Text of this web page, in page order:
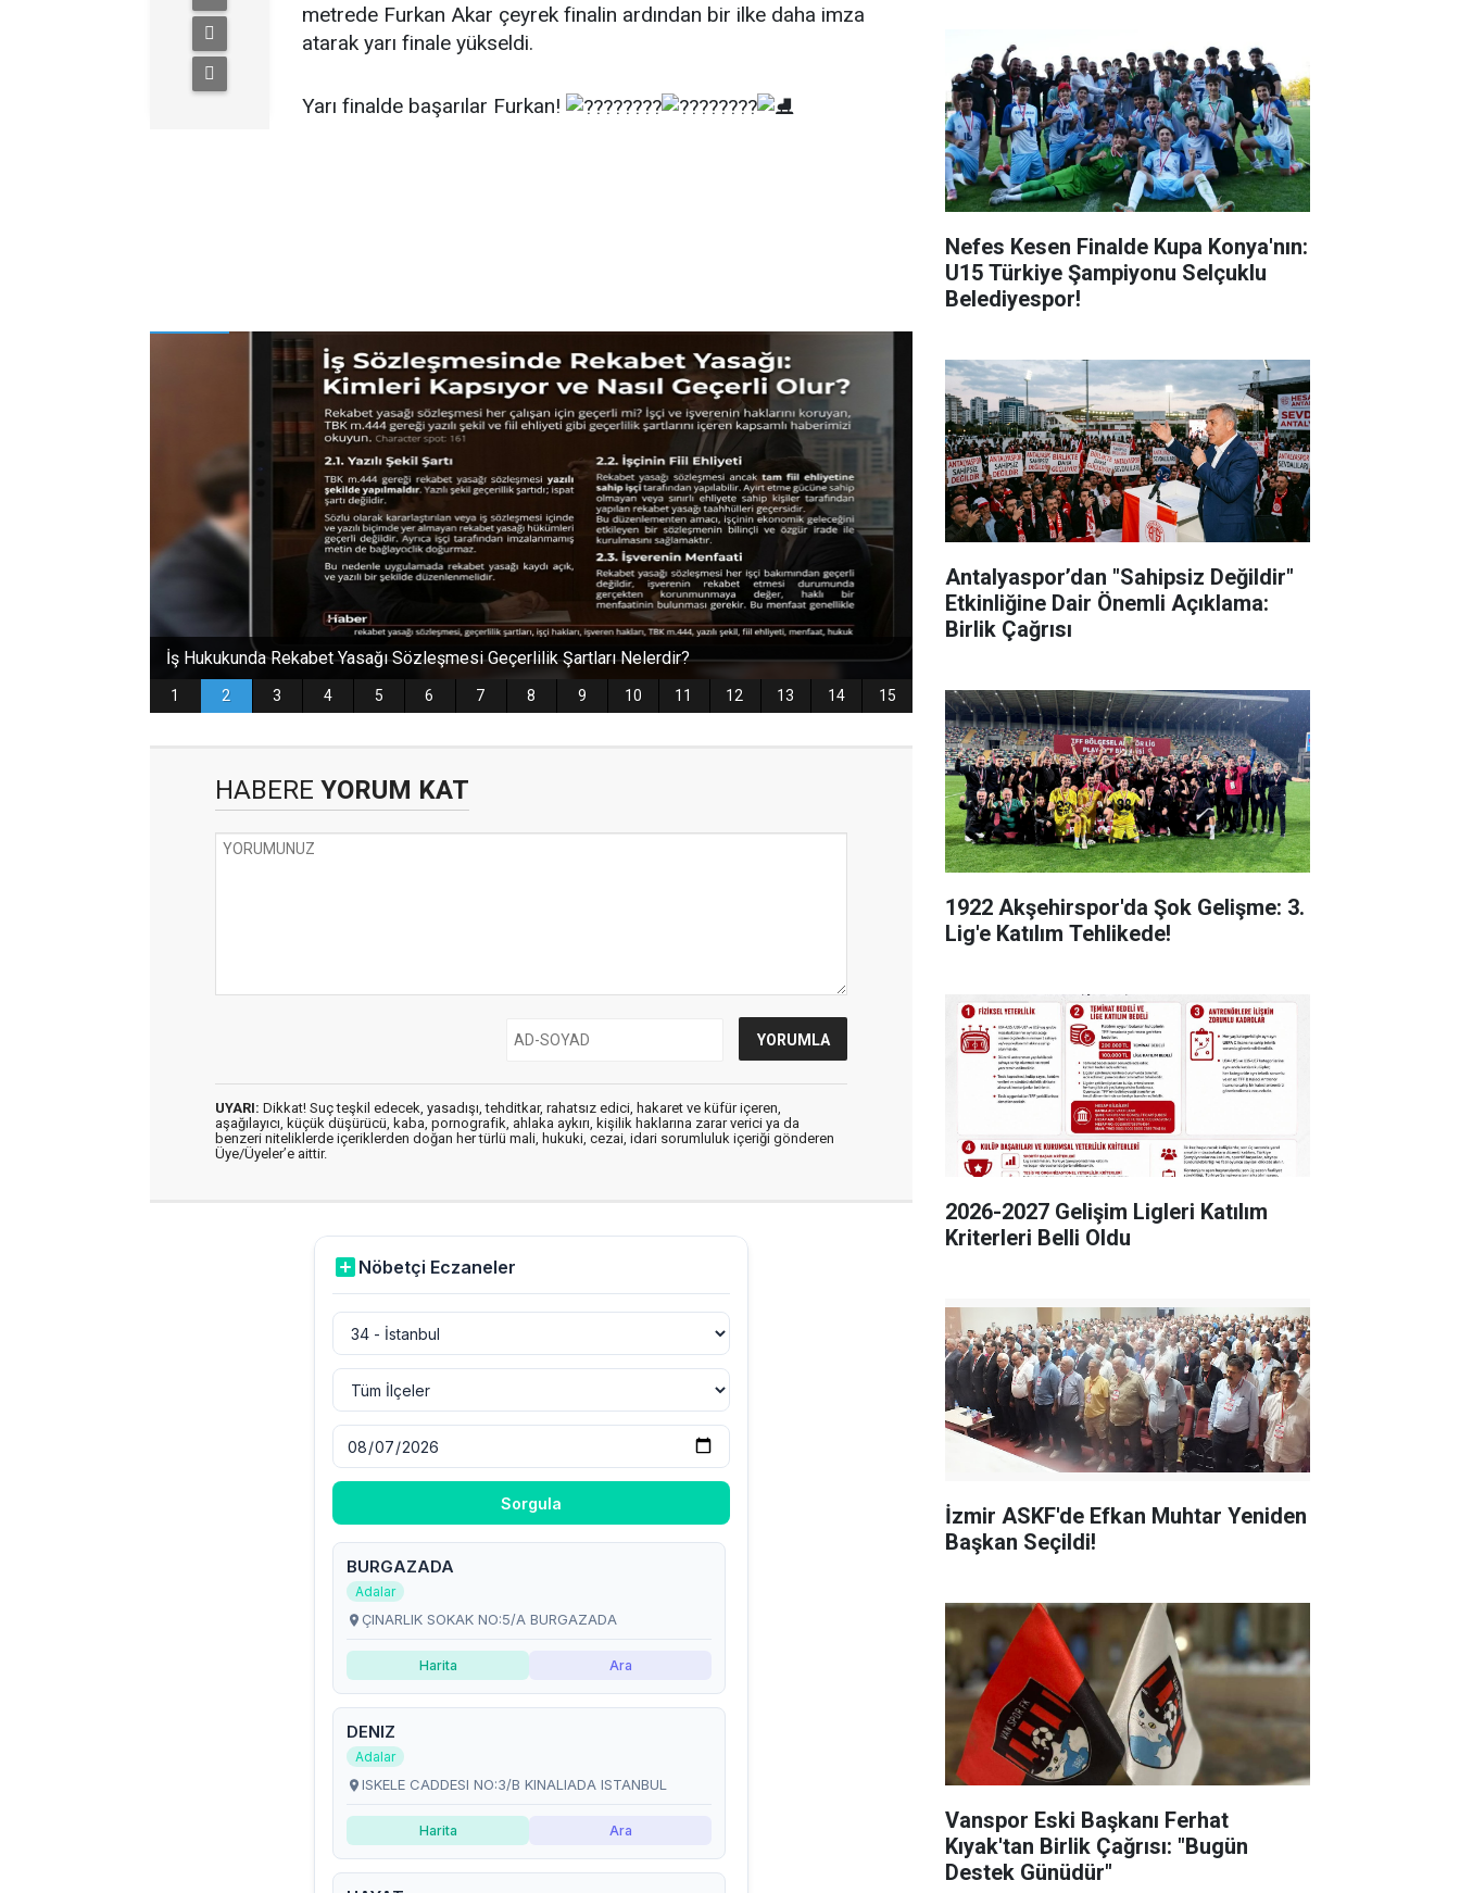
metrede Furkan Akar çeyrek finalin ardından bir ilke daha imza
atarak yarı finale yükseldi.
Yarı finalde başarılar Furkan!
HABERE YORUM KAT
UYARI: Dikkat! Suç teşkil edecek, yasadışı, tehditkar, rahatsız edici, hakaret ve küfür içeren,
aşağılayıcı, küçük düşürücü, kaba, pornografik, ahlaka aykırı, kişilik haklarına zarar verici ya da
benzeri niteliklerde içeriklerden doğan her türlü mali, hukuki, cezai, idari sorumluluk içeriği gönderen
Üye/Üyeler’e aittir.
Nefes Kesen Finalde Kupa Konya'nın:
U15 Türkiye Şampiyonu Selçuklu
Belediyespor!
Antalyaspor’dan "Sahipsiz Değildir"
Etkinliğine Dair Önemli Açıklama:
Birlik Çağrısı
1922 Akşehirspor'da Şok Gelişme: 3.
Lig'e Katılım Tehlikede!
2026-2027 Gelişim Ligleri Katılım
Kriterleri Belli Oldu
İzmir ASKF'de Efkan Muhtar Yeniden
Başkan Seçildi!
Vanspor Eski Başkanı Ferhat
Kıyak'tan Birlik Çağrısı: "Bugün
Destek Günüdür"